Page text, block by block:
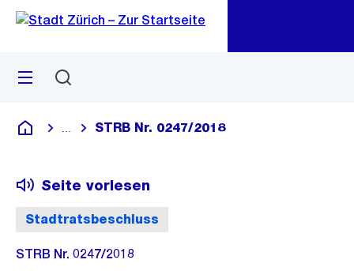
Navigation
Sprunglink
Menü
Deutsch
Blende alle Breadcrumbs ein
STRB Nr. 0247/2018
Stadtratsbeschluss
Seite vorlesen
STRB Nr. 0247/2018